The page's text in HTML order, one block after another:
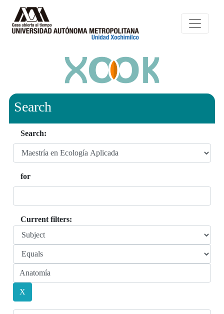
Search
Search:
for
Current filters: